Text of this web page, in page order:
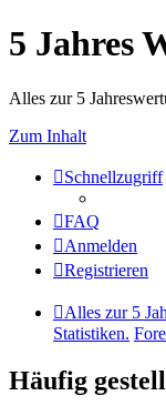
5 Jahres
Alles zur 5
Zum Inhalt
Schnellzugriff
FAQ
Anmelden
Registrieren
Alles zur 5
Statistiken.
Häufig